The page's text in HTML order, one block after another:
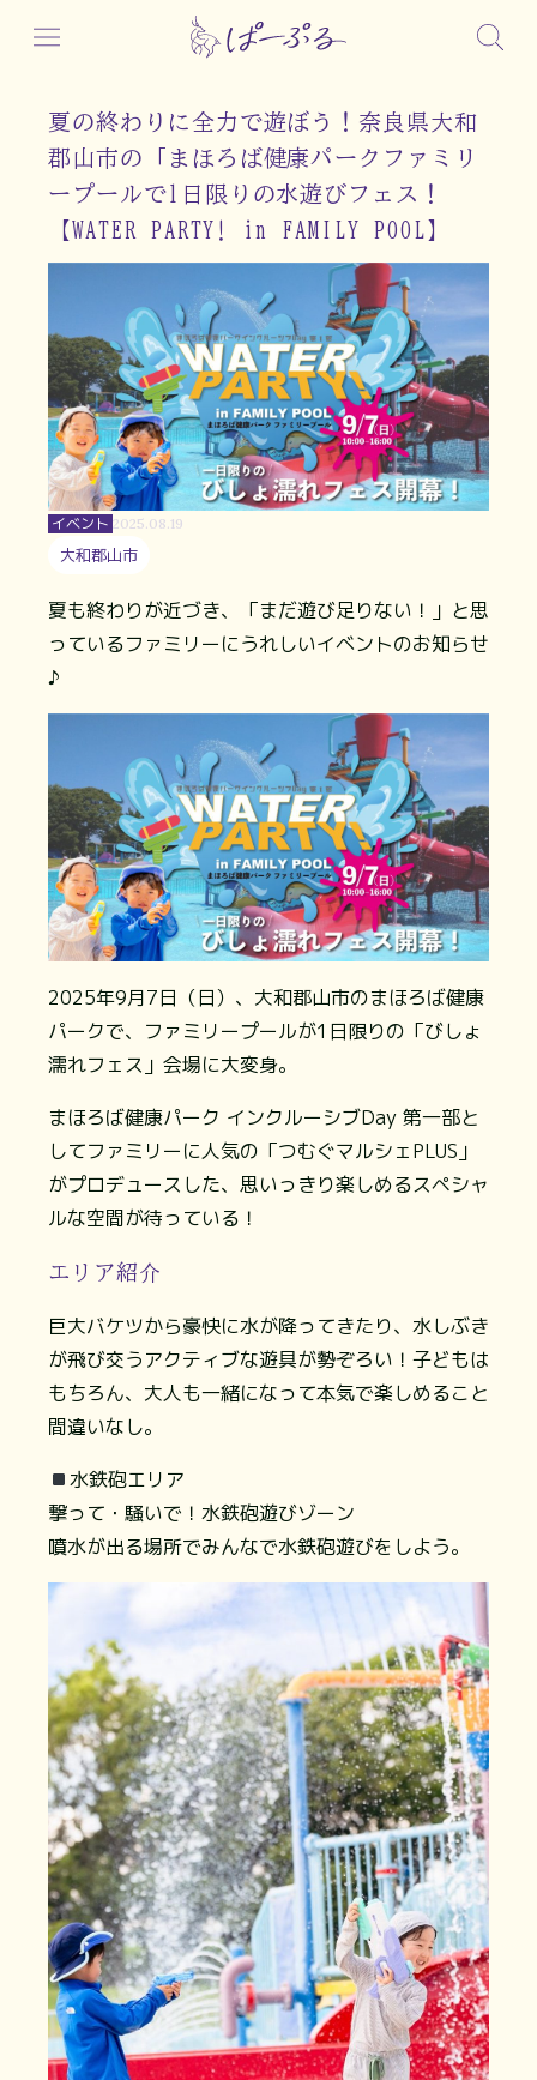
夏の終わりに全力で遊ぼう！奈良県大和
郡山市の「まほろば健康パークファミリ
ープールで1日限りの水遊びフェス！
【WATER PARTY! in FAMILY POOL】
イベント 2025.08.19
大和郡山市
夏も終わりが近づき、「まだ遊び足りない！」と思
っているファミリーにうれしいイベントのお知らせ
♪
2025年9月7日（日）、大和郡山市のまほろば健康
パークで、ファミリープールが1日限りの「びしょ
濡れフェス」会場に大変身。
まほろば健康パーク インクルーシブDay 第一部と
してファミリーに人気の「つむぐマルシェPLUS」
がプロデュースした、思いっきり楽しめるスペシャ
ルな空間が待っている！
エリア紹介
巨大バケツから豪快に水が降ってきたり、水しぶき
が飛び交うアクティブな遊具が勢ぞろい！子どもは
もちろん、大人も一緒になって本気で楽しめること
間違いなし。
水鉄砲エリア
撃って・騒いで！水鉄砲遊びゾーン
噴水が出る場所でみんなで水鉄砲遊びをしよう。